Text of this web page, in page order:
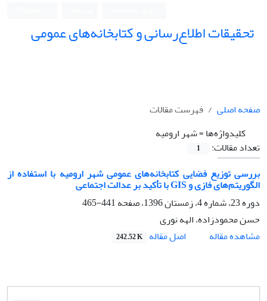
تحقیقات اطلاع‌رسانی و کتابخانه‌های عمومی
صفحه اصلی
فهرست مقالات
کلیدواژه‌ها =شهر ارومیه
تعداد مقالات:
1
بررسی توزیع فضایی کتابخانه‌های عمومی شهر ارومیه با استفاده از
الگوریتم‌های فازی و GIS با تأکید بر عدالت اجتماعی
دوره 23، شماره 4، زمستان 1396، صفحه
441-465
حسن محمودزاده، الهه نوری
مشاهده مقاله
اصل مقاله 242.52 K